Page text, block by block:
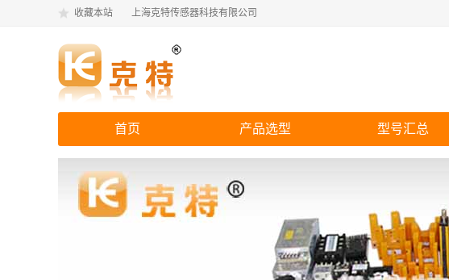
收藏本站 上海克特传感器科技有限公司
首页 产品选型 型号汇总